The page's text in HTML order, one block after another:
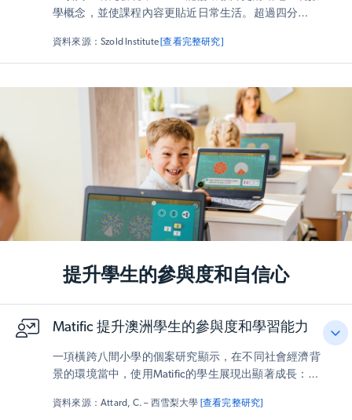
學概念，並使課程內容更貼近日常生活。超過四分之三
的教師認為課程與現實世界的連結感更強
察到，學生在使用Matific時的參與度更高，對數學的學
資料來源：Szold Institute [查看完整研究]
提升學生的參與度和自信心
Matific 提升澳洲學生的參與度和學習能力
一項橫跨八間小學的個案研究顯示，在不同社會經濟背
景的環境當中，使用Matific的學生展現出顯著成長：他
作者亦反映Matific使數學學習更具吸引力——學生形容
資料來源：Attard, C. – 西雪梨大學 [查看完整研究]